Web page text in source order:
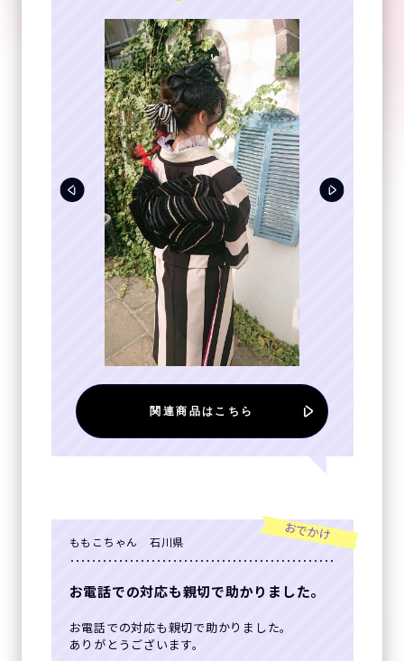
関連商品はこちら
おでかけ
ももこちゃん 石川県
お電話での対応も親切で助かりました。
お電話での対応も親切で助かりました。
ありがとうございます。